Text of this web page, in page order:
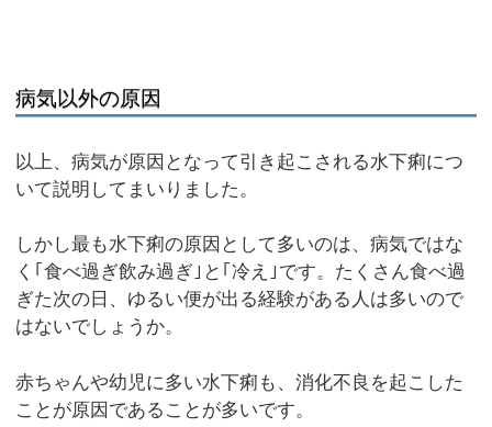
病気以外の原因
以上、病気が原因となって引き起こされる水下痢につ
いて説明してまいりました。
しかし最も水下痢の原因として多いのは、病気ではな
く｢食べ過ぎ飲み過ぎ｣と｢冷え｣です。たくさん食べ過
ぎた次の日、ゆるい便が出る経験がある人は多いので
はないでしょうか。
赤ちゃんや幼児に多い水下痢も、消化不良を起こした
ことが原因であることが多いです。